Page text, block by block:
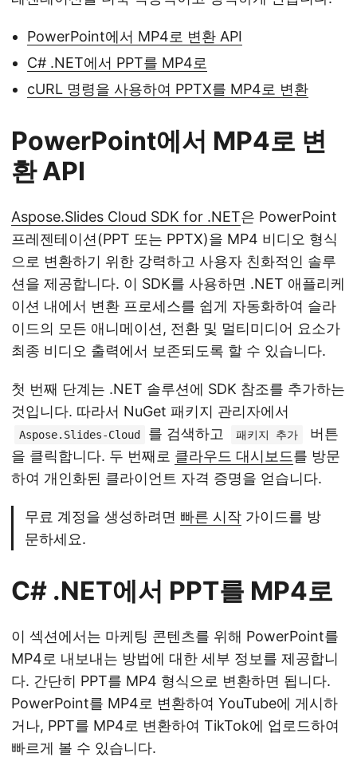
PowerPoint에서 MP4로 변환 API
C# .NET에서 PPT를 MP4로
cURL 명령을 사용하여 PPTX를 MP4로 변환
PowerPoint에서 MP4로 변
환 API
Aspose.Slides Cloud SDK for .NET은 PowerPoint
프레젠테이션(PPT 또는 PPTX)을 MP4 비디오 형식
으로 변환하기 위한 강력하고 사용자 친화적인 솔루
션을 제공합니다. 이 SDK를 사용하면 .NET 애플리케
이션 내에서 변환 프로세스를 쉽게 자동화하여 슬라
이드의 모든 애니메이션, 전환 및 멀티미디어 요소가
최종 비디오 출력에서 보존되도록 할 수 있습니다.
첫 번째 단계는 .NET 솔루션에 SDK 참조를 추가하는
것입니다. 따라서 NuGet 패키지 관리자에서
Aspose.Slides-Cloud 를 검색하고 패키지 추가
버튼
을 클릭합니다. 두 번째로 클라우드 대시보드를 방문
하여 개인화된 클라이언트 자격 증명을 얻습니다.
무료 계정을 생성하려면 빠른 시작 가이드를 방
문하세요.
C# .NET에서 PPT를 MP4로
이 섹션에서는 마케팅 콘텐츠를 위해 PowerPoint를
MP4로 내보내는 방법에 대한 세부 정보를 제공합니
다. 간단히 PPT를 MP4 형식으로 변환하면 됩니다.
PowerPoint를 MP4로 변환하여 YouTube에 게시하
거나, PPT를 MP4로 변환하여 TikTok에 업로드하여
빠르게 볼 수 있습니다.